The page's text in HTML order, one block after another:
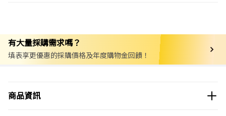
有大量採購需求嗎？
填表享更優惠的採購價格及年度購物金回饋！
商品資訊
商品分類